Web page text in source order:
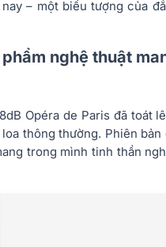
– một biểu tượng của
nghệ thuật
Opéra de Paris đã toát
thông thường. Phiên bản
trong mình tinh thần